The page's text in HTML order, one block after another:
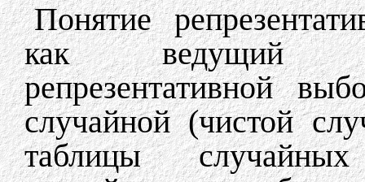
Понятие
как ведущий
репрезентативной
случайной (чистой
таблицы